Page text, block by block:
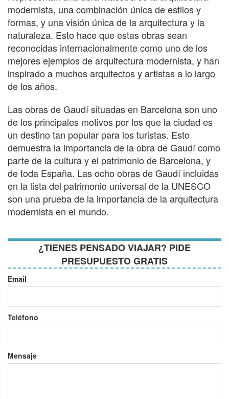
modernista, una combinación única de estilos y
formas, y una visión única de la arquitectura y la
naturaleza. Esto hace que estas obras sean
reconocidas internacionalmente como uno de los
mejores ejemplos de arquitectura modernista, y han
inspirado a muchos arquitectos y artistas a lo largo
de los años.
Las obras de Gaudí situadas en Barcelona son uno
de los principales motivos por los que la ciudad es
un destino tan popular para los turistas. Esto
demuestra la importancia de la obra de Gaudí como
parte de la cultura y el patrimonio de Barcelona, y
de toda España. Las ocho obras de Gaudí incluidas
en la lista del patrimonio universal de la UNESCO
son una prueba de la importancia de la arquitectura
modernista en el mundo.
¿TIENES PENSADO VIAJAR? PIDE
PRESUPUESTO GRATIS
Email
Teléfono
Mensaje